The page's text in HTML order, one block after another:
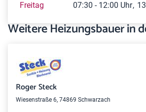
Freitag
07:30 - 12:00 Uhr
Weitere Heizungsbauer in
Roger Steck
Wiesenstraße 6, 74869 Schwarzach